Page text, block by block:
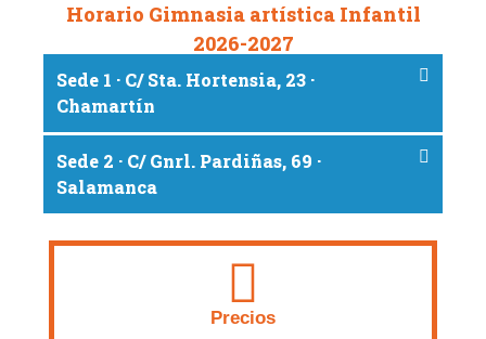
Horario Gimnasia artística Infantil
2026-2027
Sede 1 · C/ Sta. Hortensia, 23 ·
Chamartín
Sede 2 · C/ Gnrl. Pardiñas, 69 ·
Salamanca
Precios